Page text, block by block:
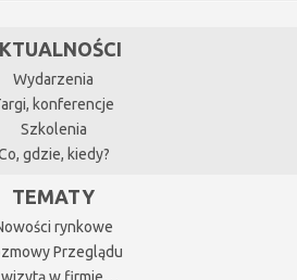
Wydarzenia
konferencje
Szkolenia
gdzie, kiedy?
TEMATY
rynkowe
Przeglądu